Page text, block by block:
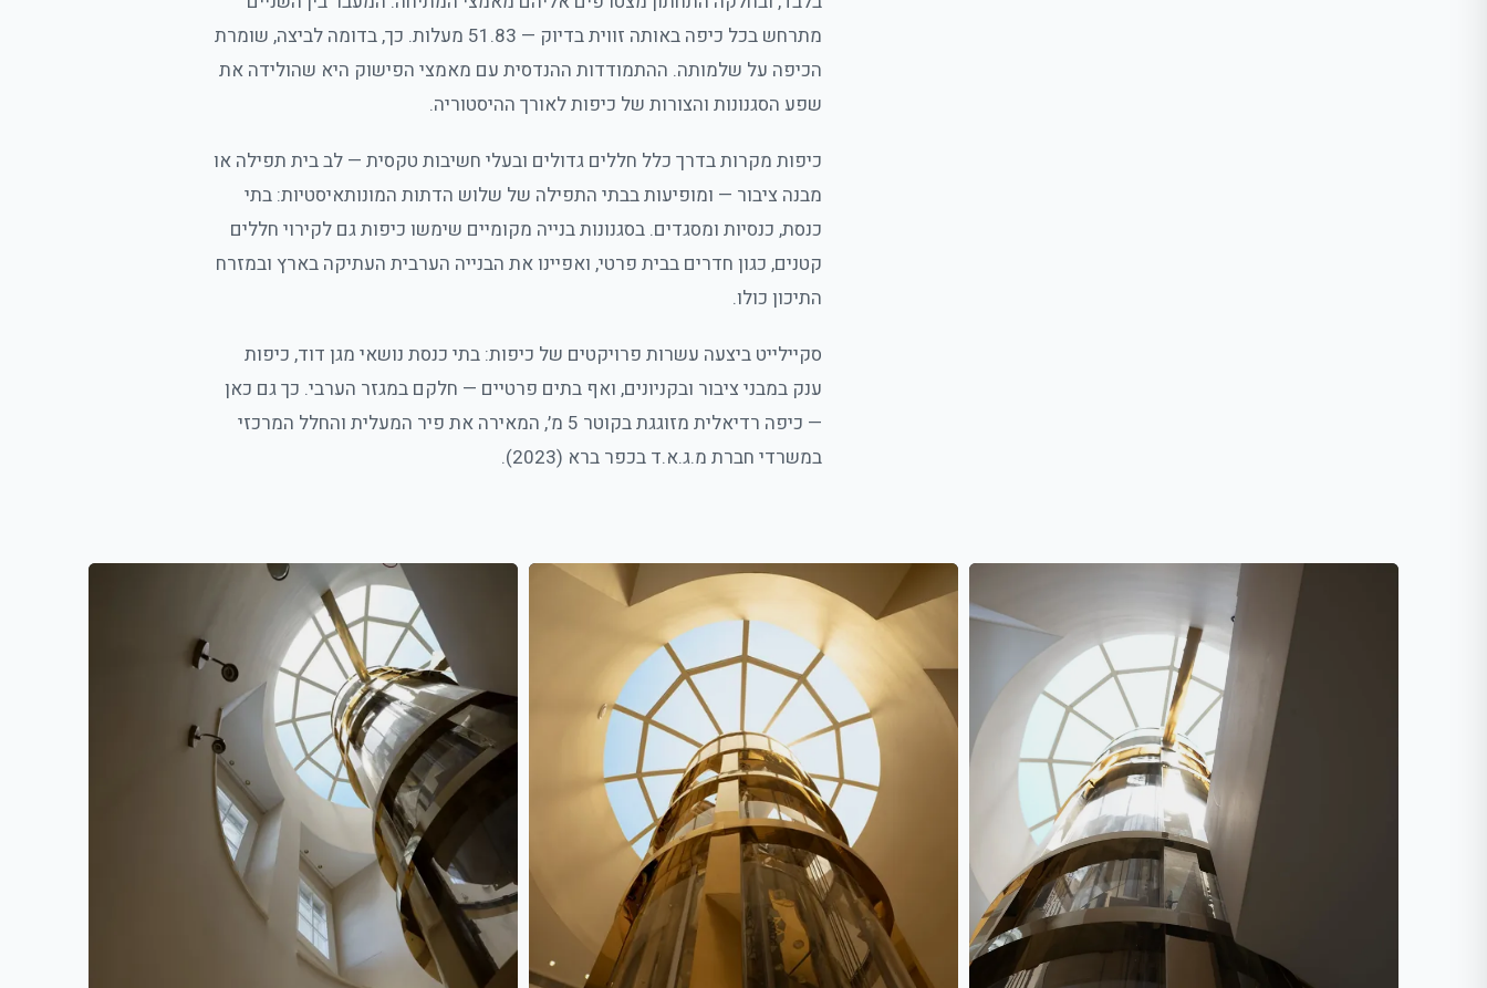
מתרחש בכל כיפה באותה זווית בדיוק — 51.83 מעלות. כך, בדומה לביצה, שומרת
הכיפה על שלמותה. ההתמודדות ההנדסית עם מאמצי הפישוק היא שהולידה את
שפע הסגנונות והצורות של כיפות לאורך ההיסטוריה.
כיפות מקרות בדרך כלל חללים גדולים ובעלי חשיבות טקסית — לב בית תפילה או
מבנה ציבור — ומופיעות בבתי התפילה של שלוש הדתות המונותאיסטיות: בתי
כנסת, כנסיות ומסגדים. בסגנונות בנייה מקומיים שימשו כיפות גם לקירוי חללים
קטנים, כגון חדרים בבית פרטי, ואפיינו את הבנייה הערבית העתיקה בארץ ובמזרח
התיכון כולו.
סקיילייט ביצעה עשרות פרויקטים של כיפות: בתי כנסת נושאי מגן דוד, כיפות
ענק במבני ציבור ובקניונים, ואף בתים פרטיים — חלקם במגזר הערבי. כך גם כאן
— כיפה רדיאלית מזוגגת בקוטר 5 מ׳, המאירה את פיר המעלית והחלל המרכזי
במשרדי חברת מ.ג.א.ד בכפר ברא (2023).